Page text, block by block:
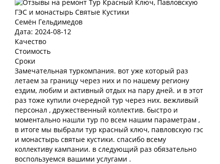
Семён Гельдимедов
Дата: 2024-08-12
Качество
Стоимость
Сроки
Замечательная туркомпания. вот уже который раз
летаем за границу через них и по нашему региону
ездим, любим и активный отдых на пару дней. и в этот
раз тоже купили очередной тур через них. вежливый
персонал , дружественный коллектив. быстро и
моментально нашли тур по всем нашим параметрам ,
в итоге мы выбрали тур красный ключ, павловскую гэс
и монастырь святые кустики. спасибо всему
коллективу кампании. в следующий раз обязательно
воспользуемся вашими услугами .